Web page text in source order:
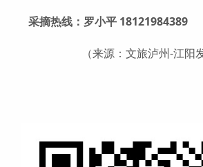
采摘热线：罗小平 18121984389
（来源：文旅泸州-江阳